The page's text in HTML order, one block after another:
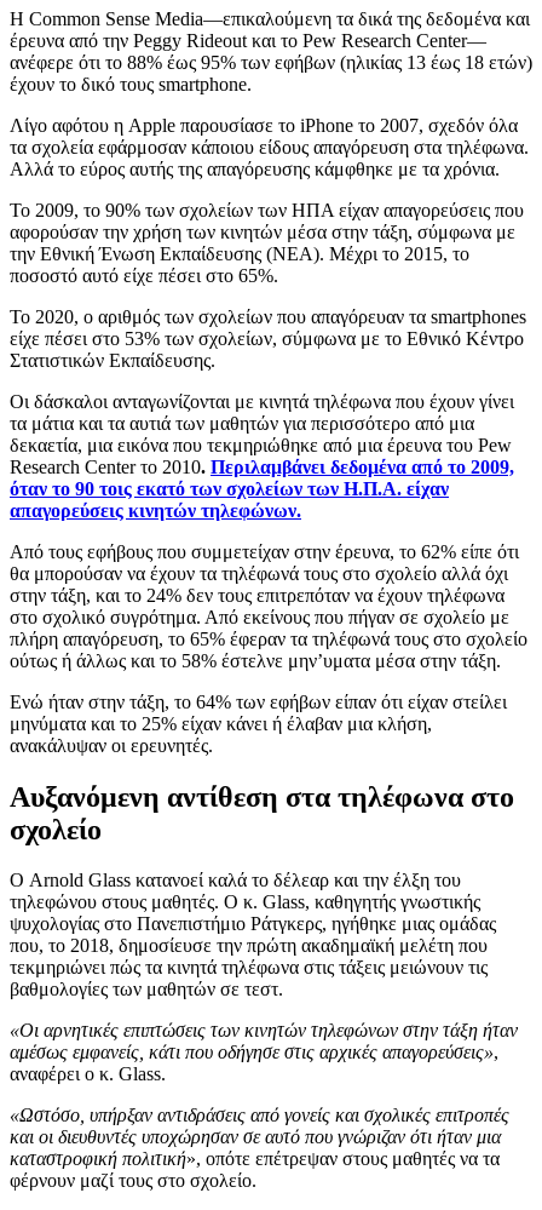
Η Common Sense Media—επικαλούμενη τα δικά της δεδομένα και
έρευνα από την Peggy Rideout και το Pew Research Center—
ανέφερε ότι το 88% έως 95% των εφήβων (ηλικίας 13 έως 18 ετών)
έχουν το δικό τους smartphone.
Λίγο αφότου η Apple παρουσίασε το iPhone το 2007, σχεδόν όλα
τα σχολεία εφάρμοσαν κάποιου είδους απαγόρευση στα τηλέφωνα.
Αλλά το εύρος αυτής της απαγόρευσης κάμφθηκε με τα χρόνια.
Το 2009, το 90% των σχολείων των ΗΠΑ είχαν απαγορεύσεις που
αφορούσαν την χρήση των κινητών μέσα στην τάξη, σύμφωνα με
την Εθνική Ένωση Εκπαίδευσης (NEA). Μέχρι το 2015, το
ποσοστό αυτό είχε πέσει στο 65%.
Το 2020, ο αριθμός των σχολείων που απαγόρευαν τα smartphones
είχε πέσει στο 53% των σχολείων, σύμφωνα με το Εθνικό Κέντρο
Στατιστικών Εκπαίδευσης.
Οι δάσκαλοι ανταγωνίζονται με κινητά τηλέφωνα που έχουν γίνει
τα μάτια και τα αυτιά των μαθητών για περισσότερο από μια
δεκαετία, μια εικόνα που τεκμηριώθηκε από μια έρευνα του Pew
Research Center το 2010. Περιλαμβάνει δεδομένα από το 2009,
όταν το 90 τοις εκατό των σχολείων των Η.Π.Α. είχαν
απαγορεύσεις κινητών τηλεφώνων.
Από τους εφήβους που συμμετείχαν στην έρευνα, το 62% είπε ότι
θα μπορούσαν να έχουν τα τηλέφωνά τους στο σχολείο αλλά όχι
στην τάξη, και το 24% δεν τους επιτρεπόταν να έχουν τηλέφωνα
στο σχολικό συγρότημα. Από εκείνους που πήγαν σε σχολείο με
πλήρη απαγόρευση, το 65% έφεραν τα τηλέφωνά τους στο σχολείο
ούτως ή άλλως και το 58% έστελνε μην’υματα μέσα στην τάξη.
Ενώ ήταν στην τάξη, το 64% των εφήβων είπαν ότι είχαν στείλει
μηνύματα και το 25% είχαν κάνει ή έλαβαν μια κλήση,
ανακάλυψαν οι ερευνητές.
Αυξανόμενη αντίθεση στα τηλέφωνα στο
σχολείο
Ο Arnold Glass κατανοεί καλά το δέλεαρ και την έλξη του
τηλεφώνου στους μαθητές. Ο κ. Glass, καθηγητής γνωστικής
ψυχολογίας στο Πανεπιστήμιο Ράτγκερς, ηγήθηκε μιας ομάδας
που, το 2018, δημοσίευσε την πρώτη ακαδημαϊκή μελέτη που
τεκμηριώνει πώς τα κινητά τηλέφωνα στις τάξεις μειώνουν τις
βαθμολογίες των μαθητών σε τεστ.
«Οι αρνητικές επιπτώσεις των κινητών τηλεφώνων στην τάξη ήταν
αμέσως εμφανείς, κάτι που οδήγησε στις αρχικές απαγορεύσεις»,
αναφέρει ο κ. Glass.
«Ωστόσο, υπήρξαν αντιδράσεις από γονείς και σχολικές επιτροπές
και οι διευθυντές υποχώρησαν σε αυτό που γνώριζαν ότι ήταν μια
καταστροφική πολιτική», οπότε επέτρεψαν στους μαθητές να τα
φέρνουν μαζί τους στο σχολείο.